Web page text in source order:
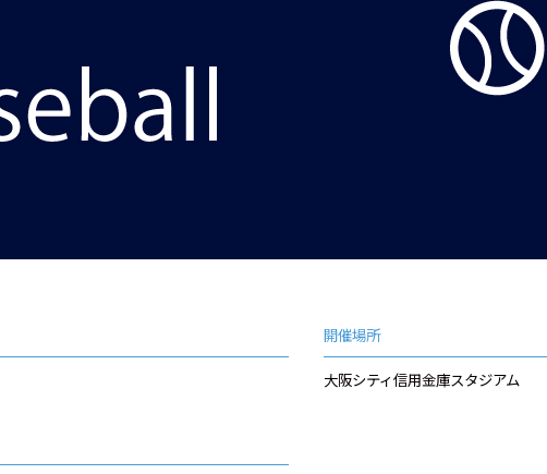
開催場所
大阪シティ信用金庫スタジアム